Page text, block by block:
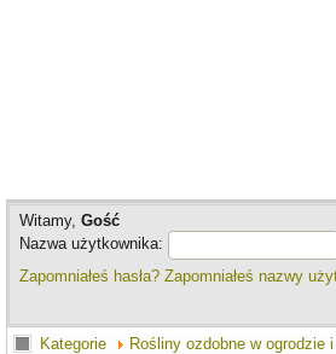
Witamy, Gość
Nazwa użytkownika:
Zapomniałeś hasła? Zapomniałeś nazwy
Kategorie Rośliny ozdobne w ogrodzie